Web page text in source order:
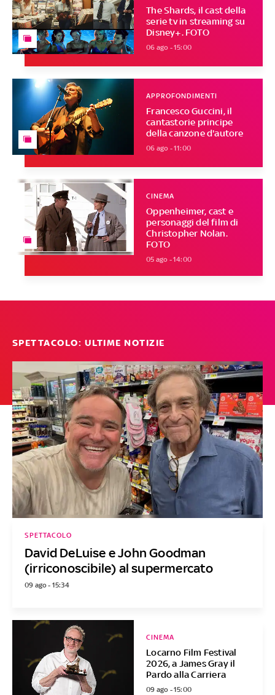
The Shards, il cast della
serie tv in streaming su
Disney+. FOTO
06 ago - 15:00
Francesco Guccini, il
cantastorie principe
della canzone d'autore
APPROFONDIMENTI
06 ago - 11:00
Oppenheimer, cast e
personaggi del film di
Christopher Nolan.
FOTO
CINEMA
05 ago - 14:00
SPETTACOLO: ULTIME NOTIZIE
David DeLuise e John Goodman
(irriconoscibile) al supermercato
SPETTACOLO
09 ago - 15:34
Locarno Film Festival
2026, a James Gray il
Pardo alla Carriera
CINEMA
09 ago - 15:00